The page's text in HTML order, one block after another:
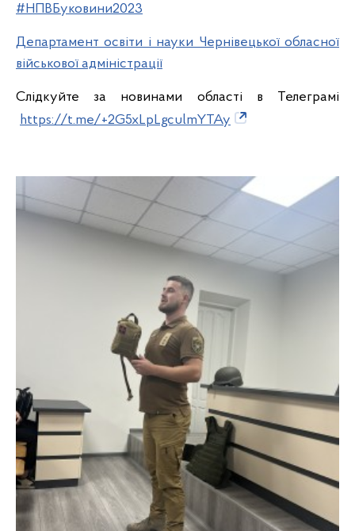
#НПВБуковини2023
Департамент освіти і науки Чернівецької обласної
військової адміністрації
Слідкуйте за новинами області в Телеграмі
https://t.me/+2G5xLpLgculmYTAy